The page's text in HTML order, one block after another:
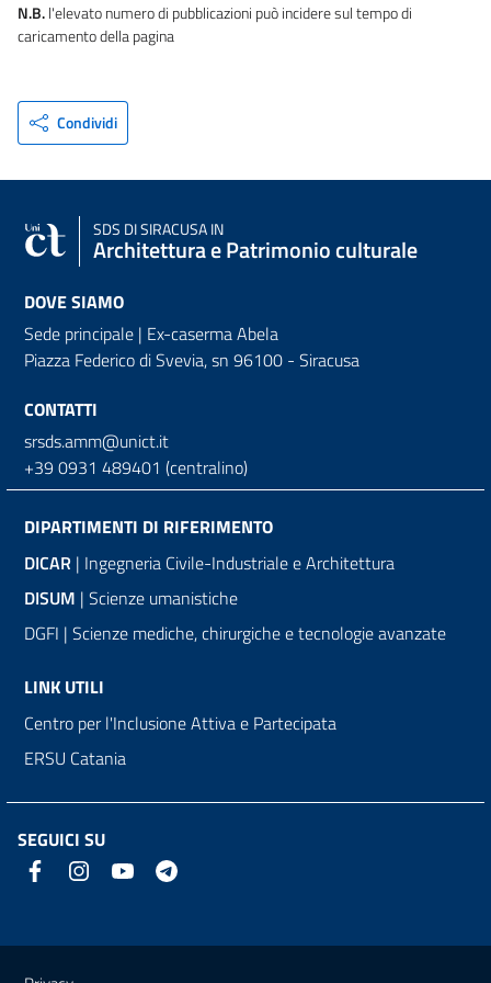
N.B.l'elevato numero di pubblicazioni può incidere sul tempo di
caricamento della pagina
Condividi
SDS DI SIRACUSA IN
Architettura e Patrimonio culturale
DOVE SIAMO
Sede principale | Ex-caserma Abela
Piazza Federico di Svevia, sn 96100 - Siracusa
CONTATTI
srsds.amm@unict.it
+39 0931 489401 (centralino)
DIPARTIMENTI DI RIFERIMENTO
DICAR | Ingegneria Civile-Industriale e Architettura
DISUM | Scienze umanistiche
DGFI | Scienze mediche, chirurgiche e tecnologie avanzate
LINK UTILI
Centro per l'Inclusione Attiva e Partecipata
ERSU Catania
SEGUICI SU
Link e informazioni utili